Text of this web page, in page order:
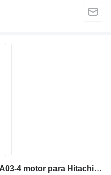
Isuzu 6WG1XAB - 6WG1-XQA03-4 motor para Hitachi ZX600 ZX650H ZX600LC maquinaria de construcción